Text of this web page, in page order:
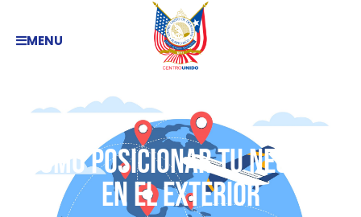
MENU
Cómo posicionar tu negocio
en el exterior